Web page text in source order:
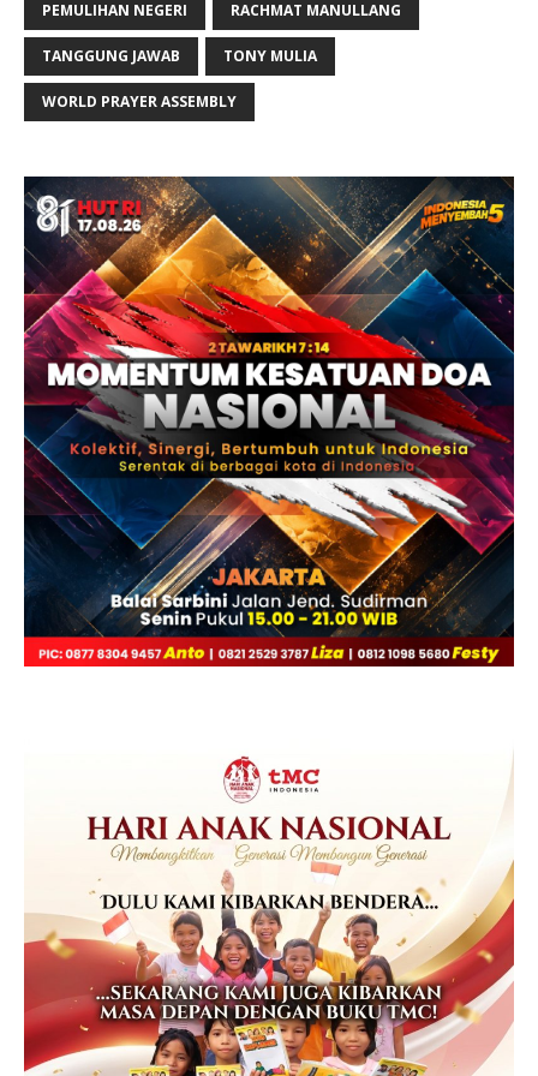
PEMULIHAN NEGERI RACHMAT MANULLANG
TANGGUNG JAWAB TONY MULIA
WORLD PRAYER ASSEMBLY